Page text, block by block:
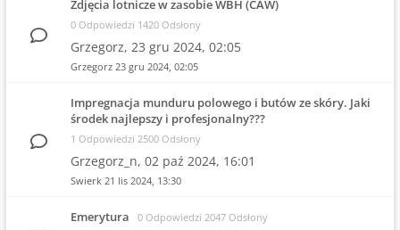
Zdjęcia lotnicze w zasobie WBH (CAW)
0 Odpowiedzi 1420 Odsłony
Grzegorz, 23 gru 2024, 02:05
Grzegorz 23 gru 2024, 02:05
Impregnacja munduru polowego i butów ze skóry. Jaki
środek najlepszy i profesjonalny???
1 Odpowiedzi 2500 Odsłony
Grzegorz_n, 02 paź 2024, 16:01
Swierk 21 lis 2024, 13:30
Emerytura 0 Odpowiedzi 2047 Odsłony